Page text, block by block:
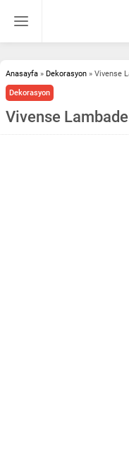
Anasayfa » Dekorasyon » Vivense
Dekorasyon
Vivense